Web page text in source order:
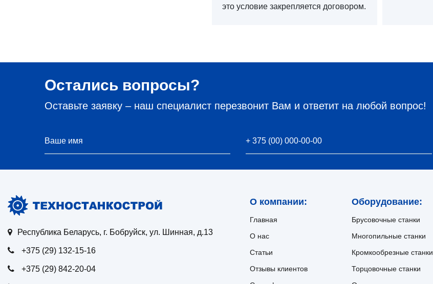
это условие закрепляется договором.
Остались вопросы?
Оставьте заявку – наш специалист перезвонит Вам и ответит на любой вопрос!
Республика Беларусь, г. Бобруйск, ул. Шинная, д.13
+375 (29) 132-15-16
+375 (29) 842-20-04
О компании:
Главная
О нас
Статьи
Отзывы клиентов
Оборудование:
Брусовочные станки
Многопильные станки
Кромкообрезные станки
Торцовочные станки